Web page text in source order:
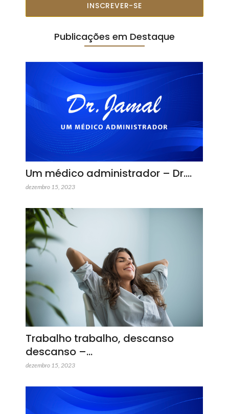
INSCREVER-SE
Publicações em Destaque
Um médico administrador – Dr.…
dezembro 15, 2023
Trabalho trabalho, descanso
descanso –…
dezembro 15, 2023